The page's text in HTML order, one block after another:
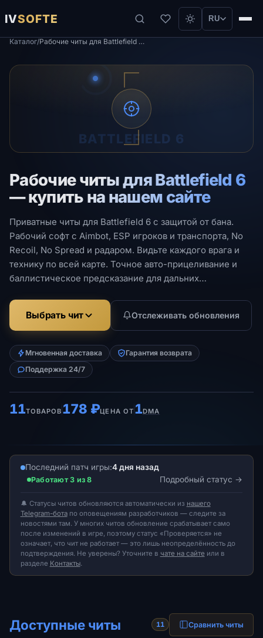
IVSOFTE RU
Каталог/ Рабочие читы для Battlefield 6 — купить на нашем сайте
Рабочие читы для Battlefield 6
— купить на нашем сайте
Приватные читы для Battlefield 6 с защитой от бана.
Рабочий софт с Aimbot, ESP игроков и транспорта, No
Recoil, No Spread и радаром. Видьте каждого врага и
технику по всей карте. Точное авто-прицеливание и
баллистическое предсказание для дальних
Выбрать чит Отслеживать обновления
Мгновенная доставка
Гарантия возврата
Поддержка 24/7
11ТОВАРОВ 178 ₽ЦЕНА ОТ 1DMA
BATTLEFIELD 6
Последний патч игры:4 дня назад
Работают 3 из 8 Подробный статус
🔔 Статусы читов обновляются автоматически из нашего
Telegram-ботапо оповещениям разработчиков — следите за
новостями там. У многих читов обновление срабатывает само
после изменений в игре, поэтому статус «Проверяется» не
означает, что чит не работает — это лишь неопределённость до
подтверждения. Не уверены? Уточните в чате на сайте или в
разделе Контакты.
Доступные читы 11 Сравнить читы